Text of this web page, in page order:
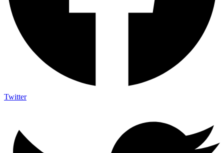
Twitter